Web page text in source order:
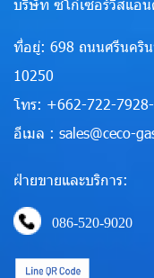
ที่อยู่: 698 ถนนศรีนคริ
10250
โทร: +662-722-
อีเมล : sales@ceco-
ฝ่ายขายและบริการ:
086-520-9020